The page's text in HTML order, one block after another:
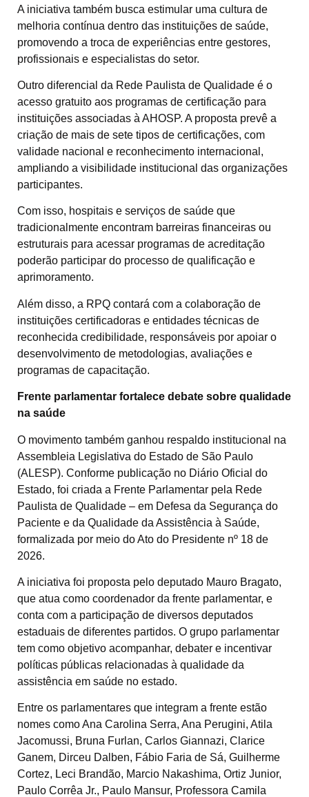
A iniciativa também busca estimular uma cultura de
melhoria contínua dentro das instituições de saúde,
promovendo a troca de experiências entre gestores,
profissionais e especialistas do setor.
Outro diferencial da Rede Paulista de Qualidade é o
acesso gratuito aos programas de certificação para
instituições associadas à AHOSP. A proposta prevê a
criação de mais de sete tipos de certificações, com
validade nacional e reconhecimento internacional,
ampliando a visibilidade institucional das organizações
participantes.
Com isso, hospitais e serviços de saúde que
tradicionalmente encontram barreiras financeiras ou
estruturais para acessar programas de acreditação
poderão participar do processo de qualificação e
aprimoramento.
Além disso, a RPQ contará com a colaboração de
instituições certificadoras e entidades técnicas de
reconhecida credibilidade, responsáveis por apoiar o
desenvolvimento de metodologias, avaliações e
programas de capacitação.
Frente parlamentar fortalece debate sobre qualidade
na saúde
O movimento também ganhou respaldo institucional na
Assembleia Legislativa do Estado de São Paulo
(ALESP). Conforme publicação no Diário Oficial do
Estado, foi criada a Frente Parlamentar pela Rede
Paulista de Qualidade – em Defesa da Segurança do
Paciente e da Qualidade da Assistência à Saúde,
formalizada por meio do Ato do Presidente nº 18 de
2026.
A iniciativa foi proposta pelo deputado Mauro Bragato,
que atua como coordenador da frente parlamentar, e
conta com a participação de diversos deputados
estaduais de diferentes partidos. O grupo parlamentar
tem como objetivo acompanhar, debater e incentivar
políticas públicas relacionadas à qualidade da
assistência em saúde no estado.
Entre os parlamentares que integram a frente estão
nomes como Ana Carolina Serra, Ana Perugini, Atila
Jacomussi, Bruna Furlan, Carlos Giannazi, Clarice
Ganem, Dirceu Dalben, Fábio Faria de Sá, Guilherme
Cortez, Leci Brandão, Marcio Nakashima, Ortiz Junior,
Paulo Corrêa Jr., Paulo Mansur, Professora Camila